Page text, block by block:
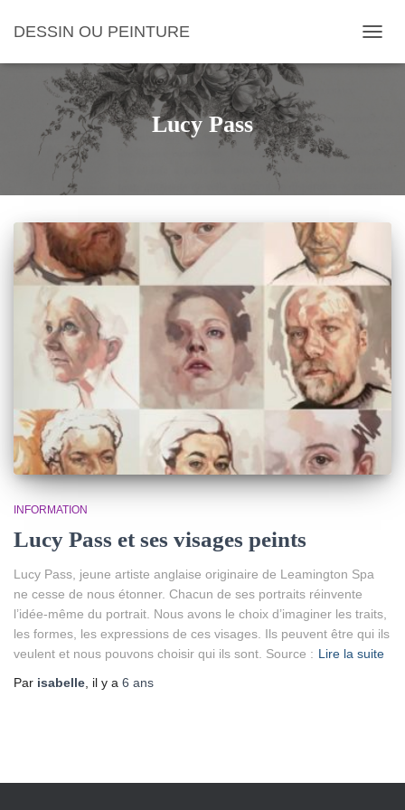
DESSIN OU PEINTURE
Lucy Pass
INFORMATION
Lucy Pass et ses visages peints
Lucy Pass, jeune artiste anglaise originaire de Leamington Spa
ne cesse de nous étonner. Chacun de ses portraits réinvente
l’idée-même du portrait. Nous avons le choix d’imaginer les traits,
les formes, les expressions de ces visages. Ils peuvent être qui ils
veulent et nous pouvons choisir qui ils sont. Source : Lire la suite
Par isabelle , il y a 6 ans